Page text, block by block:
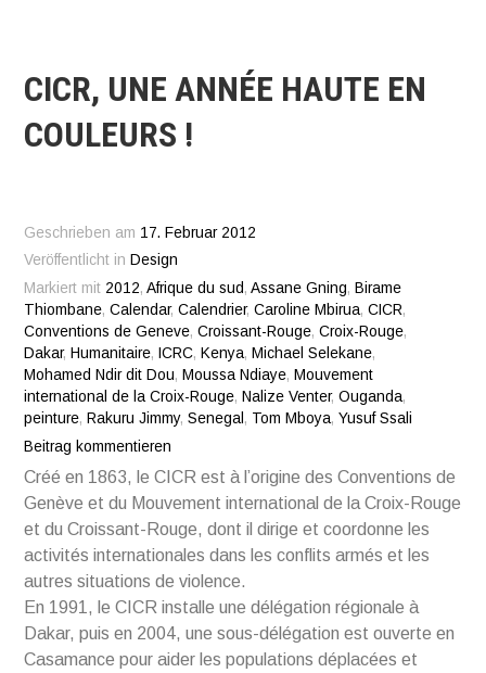
CICR, UNE ANNÉE HAUTE EN
COULEURS !
Geschrieben am 17. Februar 2012
Veröffentlicht in Design
Markiert mit 2012,Afrique du sud ,Assane Gning, Birame
Thiombane,Calendar,Calendrier,Caroline Mbirua,CICR,
Conventions de Geneve,Croissant-Rouge,Croix-Rouge,
Dakar, Humanitaire, ICRC, Kenya, Michael Selekane,
Mohamed Ndir dit Dou, Moussa Ndiaye, Mouvement
international de la Croix-Rouge, Nalize Venter,Ouganda,
peinture, Rakuru Jimmy,Senegal , Tom Mboya,Yusuf Ssali
Beitrag kommentieren
Créé en 1863, le CICR est à l’origine des Conventions de
Genève et du Mouvement international de la Croix-Rouge
et du Croissant-Rouge, dont il dirige et coordonne les
activités internationales dans les conflits armés et les
autres situations de violence.
En 1991, le CICR installe une délégation régionale à
Dakar, puis en 2004, une sous-délégation est ouverte en
Casamance pour aider les populations déplacées et